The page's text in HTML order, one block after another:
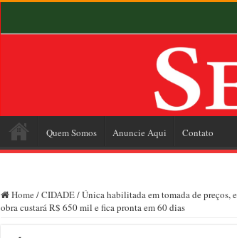
Quem Somos Anuncie Aqui Contato
Home /CIDADE/Única habilitada em tomada de preços,
obra custará R$ 650 mil e fica pronta em 60 dias